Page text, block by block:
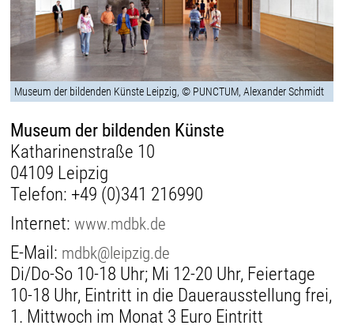
Museum der bildenden Künste Leipzig, © PUNCTUM, Alexander Schmidt
Museum der bildenden Künste
Katharinenstraße 10
04109 Leipzig
Telefon: +49 (0)341 216990
Internet:www.mdbk.de
E-Mail: mdbk@leipzig.de
Di/Do-So 10-18 Uhr; Mi 12-20 Uhr, Feiertage
10-18 Uhr, Eintritt in die Dauerausstellung frei,
1. Mittwoch im Monat 3 Euro Eintritt